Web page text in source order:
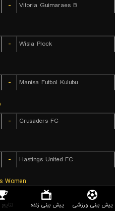
- Vitoria Guimaraes B
- Wisla Plock
- Manisa Futbol Kulubu
- Crusaders FC
- Hastings United FC
Women
Real Sociedad B (W)
پیش بینی ورزشی پیش بینی زنده نتایج